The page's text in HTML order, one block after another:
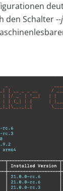
den Schalter